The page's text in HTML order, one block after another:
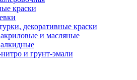
краски
декоративные краски
и масляные
и грунт-эмали